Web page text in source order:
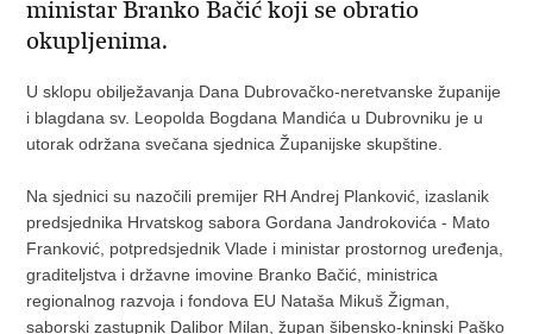
ministar Branko Bačić koji se obratio
okupljenima.
U sklopu obilježavanja Dana Dubrovačko-neretvanske županije
i blagdana sv. Leopolda Bogdana Mandića u Dubrovniku je u
utorak održana svečana sjednica Županijske skupštine.
Na sjednici su nazočili premijer RH Andrej Planković, izaslanik
predsjednika Hrvatskog sabora Gordana Jandrokovića - Mato
Franković, potpredsjednik Vlade i ministar prostornog uređenja,
graditeljstva i državne imovine Branko Bačić, ministrica
regionalnog razvoja i fondova EU Nataša Mikuš Žigman,
saborski zastupnik Dalibor Milan, župan šibensko-kninski Paško